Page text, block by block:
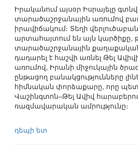
Իրականում այսօր Իսրայելը
տարածաշրջանային առումով
իրավիճակում։ Տեղի
արտահայտում են այն կարծիքը,
տարածաշրջանային
դադարել է հաշվի առնել Թել
առումով, Իրանի միջուկային
ընթացող բանակցությունները
հիմնական փորձաքարը, որը
Վաշինգտոն–Թել Ավիվ
ռազմավարական ամրությունը։
դեպի ետ